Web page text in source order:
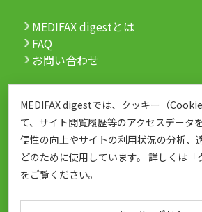
MEDIFAX digestとは
FAQ
お問い合わせ
リンクポリシー
クッキーポ
サイトポリシー
利用規約
サイトマップ
JIHO,Inc.
MEDIFAX digestでは、クッキー（
て、サイト閲覧履歴等のアクセスデータ
便性の向上やサイトの利用状況の分析、
どのために使用しています。 詳しくは「
をご覧ください。